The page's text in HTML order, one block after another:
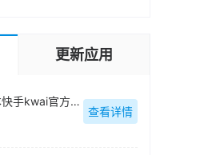
更新应用
日本快手kwai官方最新版
查看详情